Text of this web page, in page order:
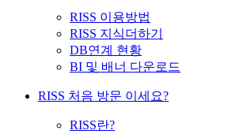
RISS 이용방법
RISS 지식더하기
DB연계 현황
BI 및 배너 다운로드
RISS 처음 방문 이세요?
RISS란?